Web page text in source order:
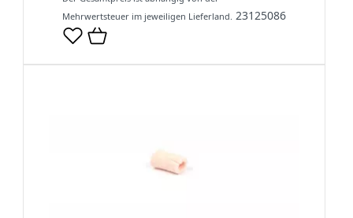
Mehrwertsteuer im jeweiligen Lieferland. 23125086